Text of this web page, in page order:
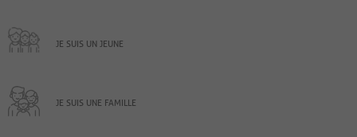
JE SUIS UN JEUNE
JE SUIS UNE FAMILLE